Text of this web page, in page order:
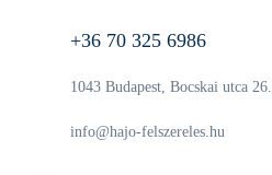
+36 70 325 6986
1043 Budapest, Bocskai utca 26.
info@hajo-felszereles.hu